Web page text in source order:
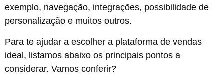
exemplo, navegação, integrações, possibilidade de
personalização e muitos outros.
Para te ajudar a escolher a plataforma de vendas
ideal, listamos abaixo os principais pontos a
considerar. Vamos conferir?